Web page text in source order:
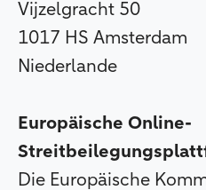
Vijzelgracht 50
1017 HS Amsterdam
Niederlande
Europäische Online-
Die Europäische